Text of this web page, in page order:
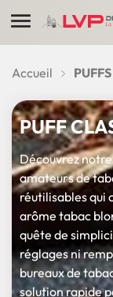

Accueil
PUFF
Découvrez
amateurs de
réutilisables qui
arôme tabac
quête de
réglages ni
bureaux de
solution rapide